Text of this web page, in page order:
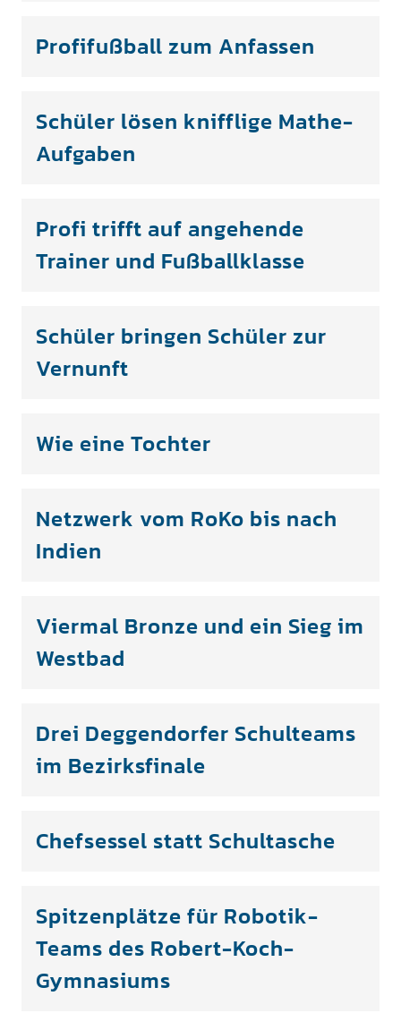
Profifußball zum Anfassen
Schüler lösen knifflige Mathe-
Aufgaben
Profi trifft auf angehende
Trainer und Fußballklasse
Schüler bringen Schüler zur
Vernunft
Wie eine Tochter
Netzwerk vom RoKo bis nach
Indien
Viermal Bronze und ein Sieg im
Westbad
Drei Deggendorfer Schulteams
im Bezirksfinale
Chefsessel statt Schultasche
Spitzenplätze für Robotik-
Teams des Robert-Koch-
Gymnasiums